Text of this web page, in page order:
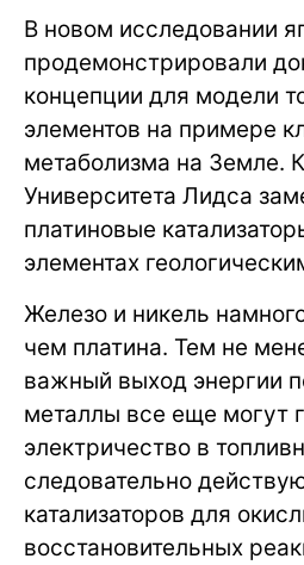
В новом исследовании
продемонстрировали
концепции для модели
элементов на примере
метаболизма на Земле.
Университета Лидса
платиновые
элементах
Железо и никель
чем платина. Тем не
важный выход энергии
металлы все еще могут
электричество в
следовательно
катализаторов для
восстановительных